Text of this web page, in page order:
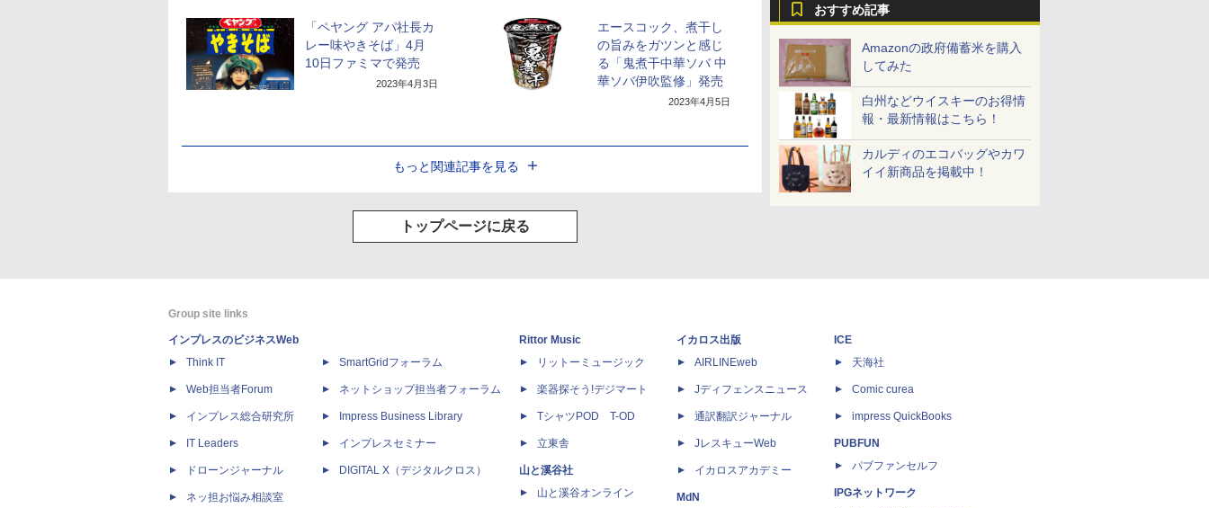
おすすめ記事
Amazonの政府備蓄米を購入
してみた
白州などウイスキーのお得情
報・最新情報はこちら！
カルディのエコバッグやカワ
イイ新商品を掲載中！
「ペヤング アパ社長カ
レー味やきそば」4月
10日ファミマで発売
2023年4月3日
エースコック、煮干し
の旨みをガツンと感じ
る「鬼煮干中華ソバ 中
華ソバ伊吹監修」発売
2023年4月5日
もっと関連記事を見る
トップページに戻る
Group site links
インプレスのビジネスWeb
Think IT
Web担当者Forum
インプレス総合研究所
IT Leaders
ドローンジャーナル
ネッ担お悩み相談室
SmartGridフォーラム
ネットショップ担当者フォーラム
Impress Business Library
インプレスセミナー
DIGITAL X（デジタルクロス）
Rittor Music
リットーミュージック
楽器探そう!デジマート
TシャツPOD T-OD
立東舎
山と溪谷社
山と溪谷オンライン
イカロス出版
AIRLINEweb
Jディフェンスニュース
通訳翻訳ジャーナル
JレスキューWeb
イカロスアカデミー
MdN
ICE
天海社
Comic curea
impress QuickBooks
PUBFUN
パブファンセルフ
IPGネットワーク